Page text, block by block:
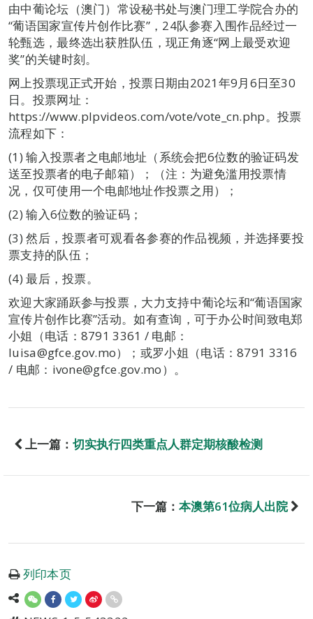
由中葡论坛（澳门）常设秘书处与澳门理工学院合办的
“葡语国家宣传片创作比赛”，24队参赛入围作品经过一
轮甄选，最终选出获胜队伍，现正角逐“网上最受欢迎
奖”的关键时刻。
网上投票现正式开始，投票日期由2021年9月6日至30
日。投票网址：
https://www.plpvideos.com/vote/vote_cn.php。投票
流程如下：
(1) 输入投票者之电邮地址（系统会把6位数的验证码发
送至投票者的电子邮箱）；（注：为避免滥用投票情
况，仅可使用一个电邮地址作投票之用）；
(2) 输入6位数的验证码；
(3) 然后，投票者可观看各参赛的作品视频，并选择要投
票支持的队伍；
(4) 最后，投票。
欢迎大家踊跃参与投票，大力支持中葡论坛和“葡语国家
宣传片创作比赛”活动。如有查询，可于办公时间致电郑
小姐（电话：8791 3361 / 电邮：
luisa@gfce.gov.mo）；或罗小姐（电话：8791 3316
/ 电邮：ivone@gfce.gov.mo）。
上一篇： 切实执行四类重点人群定期核酸检测
下一篇： 本澳第61位病人出院
列印本页